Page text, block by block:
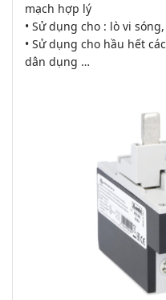
mạch hợp lý
• Sử dụng cho : lò vi
• Sử dụng cho hầu hết
dân dụng …